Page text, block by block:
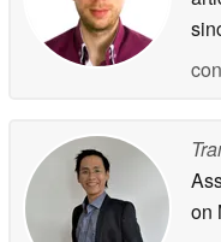
on